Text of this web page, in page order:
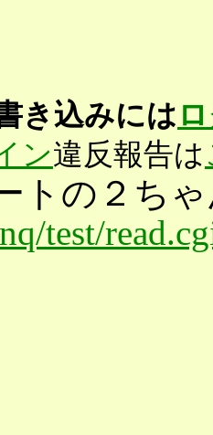
き込みには
ン違反報告は
トの２ち
test/